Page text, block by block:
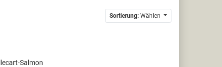
Sortierung: Wählen
Salmon